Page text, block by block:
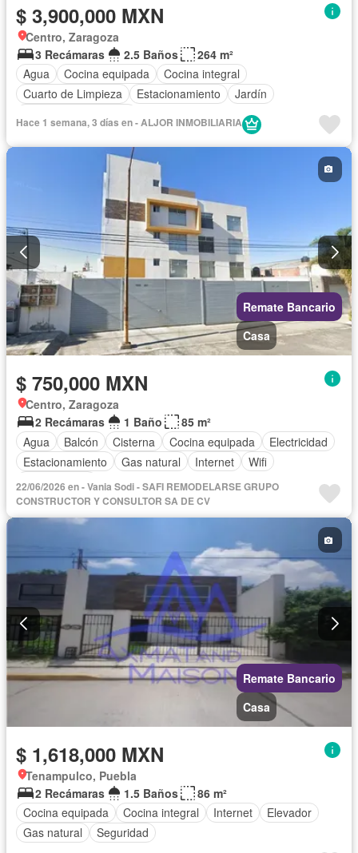
$ 3,900,000 MXN
Centro, Zaragoza
3 Recámaras
2.5 Baños
264 m²
Agua
Cocina equipada
Cocina integral
Cuarto de Limpieza
Estacionamiento
Jardín
Hace 1 semana, 3 días en - ALJOR INMOBILIARIA
Remate Bancario
Casa
$ 750,000 MXN
Centro, Zaragoza
2 Recámaras
1 Baño
85 m²
Agua
Balcón Cisterna Cocina equipada
Electricidad
Estacionamiento
Gas natural Internet
Wifi
Sin amueblar
22/06/2026 en - Vania Sodi - SAFI REMODELARSE GRUPO
CONSTRUCTOR Y CONSULTOR SA DE CV
Remate Bancario
Casa
$ 1,618,000 MXN
Tenampulco, Puebla
2 Recámaras
1.5 Baños
86 m²
Cocina equipada
Cocina integral Internet
Elevador
Gas natural
Seguridad